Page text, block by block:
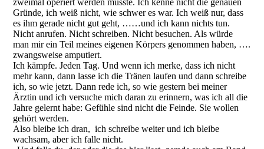
zweimal operiert werden musste. Ich kenne nicht die genauen
Gründe, ich weiß nicht, wie schwer es war. Ich weiß nur, dass
es ihm gerade nicht gut geht, ……und ich kann nichts tun.
Nicht anrufen. Nicht schreiben. Nicht besuchen. Als würde
man mir ein Teil meines eigenen Körpers genommen haben, ….
zwangsweise amputiert.
Ich kämpfe. Jeden Tag. Und wenn ich merke, dass ich nicht
mehr kann, dann lasse ich die Tränen laufen und dann schreibe
ich, so wie jetzt. Dann rede ich, so wie gestern bei meiner
Ärztin und ich versuche mich daran zu erinnern, was ich all die
Jahre gelernt habe: Gefühle sind nicht die Feinde. Sie wollen
gehört werden.
Also bleibe ich dran, ich schreibe weiter und ich bleibe
wachsam, aber ich falle nicht.